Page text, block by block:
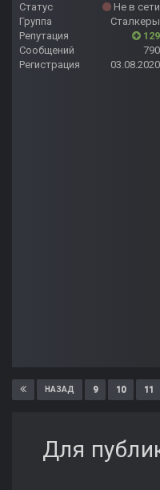
Статус
Не в сети
Группа
Сталкеры
Репутация
129
Сообщений
790
Регистрация
03.08.2020
НАЗАД 9 10 11
Для